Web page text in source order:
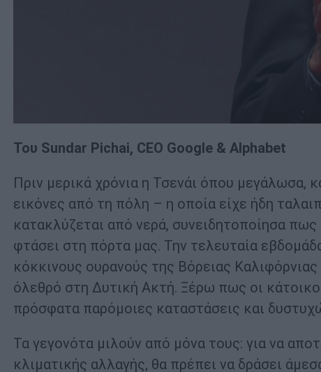
Του Sundar Pichai, CEO Google & Alphabet
Πριν μερικά χρόνια η Τσενάι όπου
εικόνες από τη πόλη – η οποία είχε ήδη
κατακλύζεται από νερά, συνειδητοποίησα
φτάσει στη πόρτα μας. Την τελευταία
κόκκινους ουρανούς της Βόρειας
όλεθρό στη Δυτική Ακτή. Ξέρω πως οι
πρόσφατα παρόμοιες καταστάσεις και
Τα γεγονότα μιλούν από μόνα τους: για να
κλιματικής αλλαγής, θα πρέπει να δράσει